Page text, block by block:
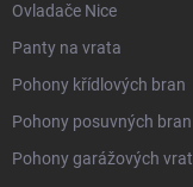
Ovladače Nice
Panty na vrata
Pohony křídlových bran
Pohony posuvných bran
Pohony garážových vrat